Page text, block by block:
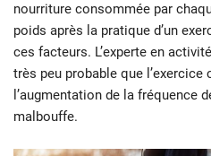
nourriture consommée par
poids après la pratique d’un
ces facteurs. L’experte en
très peu probable que l’exercice
l’augmentation de la fréquence
malbouffe.